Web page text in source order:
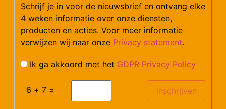
Mail:klantenservice@arvem.nl
Werken bij Arvem?
Schrijf je in voor de nieuwsbrief en ontvang elke
4 weken informatie over onze diensten,
producten en acties. Voor meer informatie
verwijzen wij naar onze Privacy statement.
Ik ga akkoord met het GDPR Privacy Policy
6 + 7 =